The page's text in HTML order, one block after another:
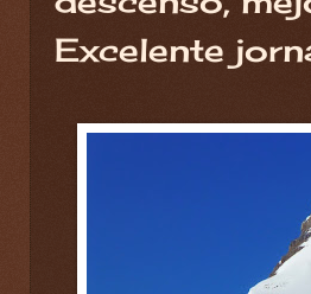
Excelente